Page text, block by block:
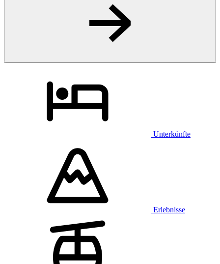
Unterkünfte
Erlebnisse